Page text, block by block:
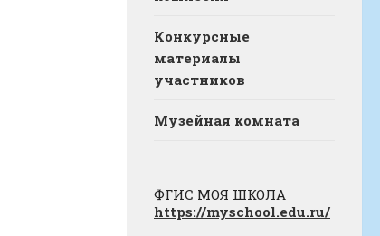
Конкурсные
материалы
участников
Музейная комната
ФГИС МОЯ ШКОЛА
https://myschool.edu.ru/